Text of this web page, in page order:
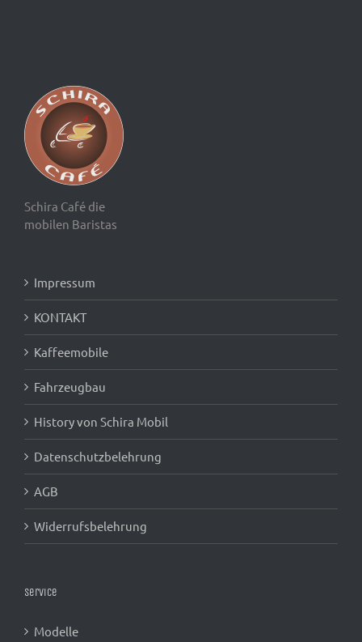
Schira Café die
mobilen Baristas
Impressum
KONTAKT
Kaffeemobile
Fahrzeugbau
History von Schira Mobil
Datenschutzbelehrung
AGB
Widerrufsbelehrung
Service
Modelle